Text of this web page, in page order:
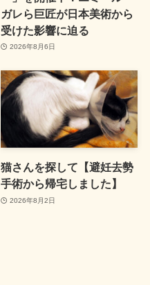
ガレら巨匠が日本美術から
受けた影響に迫る
2026年8月6日
猫さんを探して【避妊去勢
手術から帰宅しました】
2026年8月2日